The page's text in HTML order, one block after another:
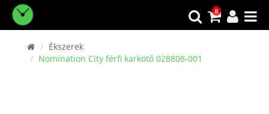
0
Ékszerek
Nomination City férfi karkötő 028808-001